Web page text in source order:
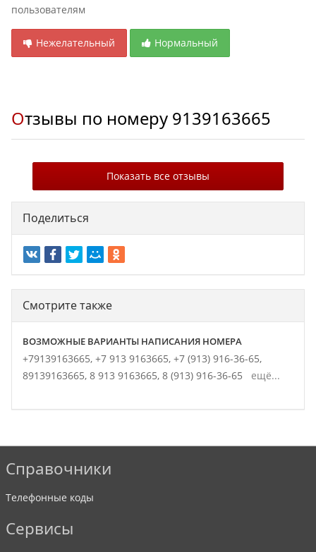
пользователям
Нежелательный Нормальный
Отзывы по номеру 9139163665
Показать все отзывы
Поделиться
Смотрите также
ВОЗМОЖНЫЕ ВАРИАНТЫ НАПИСАНИЯ НОМЕРА
+79139163665, +7 913 9163665, +7 (913) 916-36-65,
89139163665, 8 913 9163665, 8 (913) 916-36-65 ещё...
Справочники
Телефонные коды
Сервисы